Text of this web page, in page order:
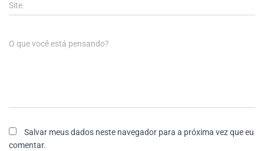
Site
O que você está pensando?
Salvar meus dados neste navegador para a próxima vez que eu
comentar.